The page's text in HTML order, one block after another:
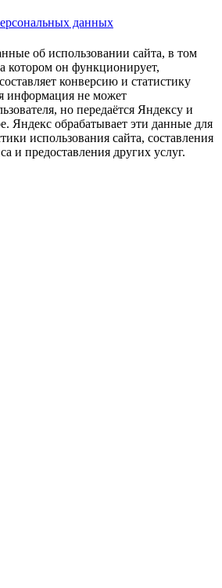
данных
об использовании сайта, в том
котором он функционирует,
конверсию и статистику
информация не может
но передаётся Яндексу и
Яндекс обрабатывает эти данные для
использования сайта, составления
и предоставления других услуг.